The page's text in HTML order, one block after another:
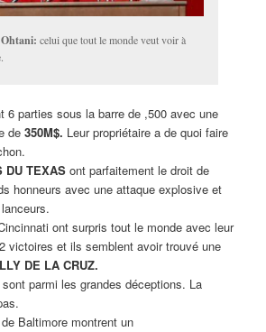
celui que tout le monde veut voir à
6 parties sous la barre de ,500 avec une
de 350M$. Leur propriétaire a de quoi faire
DU TEXASont parfaitement le droit de
honneurs avec une attaque explosive et
ont surpris tout le monde avec leur
victoires et ils semblent avoir trouvé une
DE LA CRUZ.
parmi les grandes déceptions. La
Baltimore montrent un